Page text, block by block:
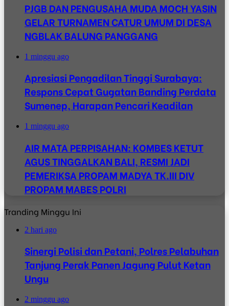
PJGB DAN PENGUSAHA MUDA MOCH YASIN
GELAR TURNAMEN CATUR UMUM DI DESA
NGBLAK BALUNG PANGGANG
1 minggu ago
Apresiasi Pengadilan Tinggi Surabaya:
Respons Cepat Gugatan Banding Perdata
Sumenep, Harapan Pencari Keadilan
1 minggu ago
AIR MATA PERPISAHAN: KOMBES KETUT
AGUS TINGGALKAN BALI, RESMI JADI
PEMERIKSA PROPAM MADYA TK.III DIV
PROPAM MABES POLRI
Tranding Minggu Ini
2 hari ago
Sinergi Polisi dan Petani, Polres Pelabuhan
Tanjung Perak Panen Jagung Pulut Ketan
Ungu
2 minggu ago